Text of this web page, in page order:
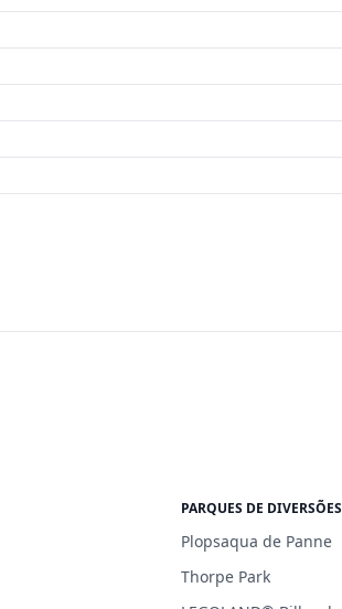
PARQUES DE DIVERSÕES
Plopsaqua de Panne
Thorpe Park